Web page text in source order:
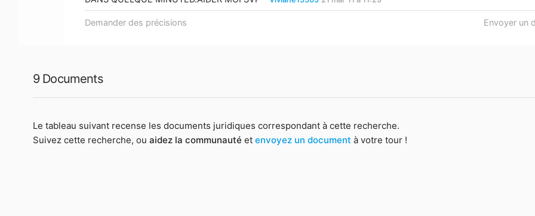
Demander des précisions Envoyer un
9 Documents
Le tableau suivant recense les documents juridiques correspondant à cette recherche.
Suivez cette recherche, ou aidez la communauté et envoyez un document à votre tour !